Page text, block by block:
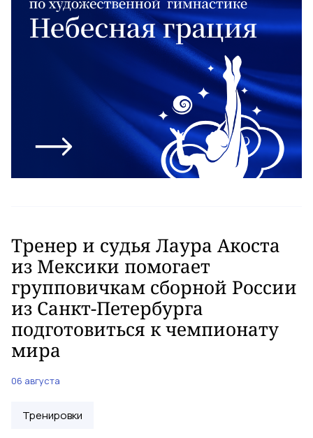
Тренер и судья Лаура Акоста
из Мексики помогает
групповичкам сборной России
из Санкт-Петербурга
подготовиться к чемпионату
мира
06 августа
Тренировки